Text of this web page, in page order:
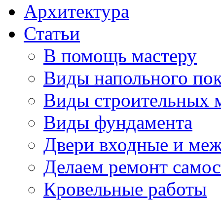
Архитектура
Статьи
В помощь мастеру
Виды напольного
Виды строительных
Виды фундамента
Двери входные и
Делаем ремонт
Кровельные работы